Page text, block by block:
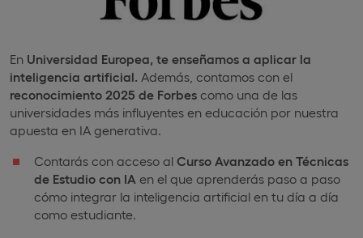
En Universidad Europea, te enseñamos a aplicar la
inteligencia artificial. Además, contamos con el
reconocimiento 2025 de Forbes como una de las
universidades más influyentes en educación por nuestra
apuesta en IA generativa.
Contarás con acceso al Curso Avanzado en Técnicas
de Estudio con IA en el que aprenderás paso a paso
cómo integrar la inteligencia artificial en tu día a día
como estudiante.